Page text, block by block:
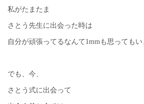
私がたまたま
さとう先生に出会った時は
自分が頑張ってるなんて1mmも思ってもい
でも、今、
さとう式に出会って